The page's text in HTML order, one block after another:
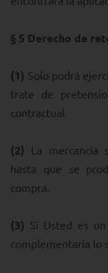
§ 5 Derecho de
(1) Solo podrá
trate de
contractual.
(2) La mercancía
hasta que se
compra.
(3) Si Usted es
complementaria lo